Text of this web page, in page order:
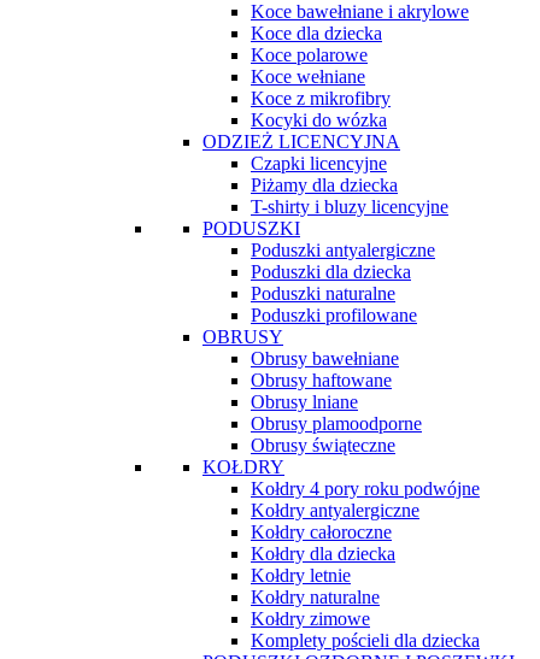
Koce bawełniane i akrylowe
Koce dla dziecka
Koce polarowe
Koce wełniane
Koce z mikrofibry
Kocyki do wózka
ODZIEŻ LICENCYJNA
Czapki licencyjne
Piżamy dla dziecka
T-shirty i bluzy licencyjne
PODUSZKI
Poduszki antyalergiczne
Poduszki dla dziecka
Poduszki naturalne
Poduszki profilowane
OBRUSY
Obrusy bawełniane
Obrusy haftowane
Obrusy lniane
Obrusy plamoodporne
Obrusy świąteczne
KOŁDRY
Kołdry 4 pory roku podwójne
Kołdry antyalergiczne
Kołdry całoroczne
Kołdry dla dziecka
Kołdry letnie
Kołdry naturalne
Kołdry zimowe
Komplety pościeli dla dziecka